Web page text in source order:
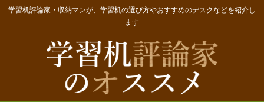
学習机評論家・収納マンが、学習机の選び方やおすすめのデスクなどを紹介し
ます